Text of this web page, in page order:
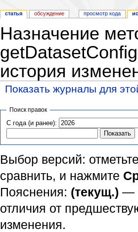
Назначение
история
Показать журналы для
Поиск правок
С года (и ранее):
Выбор версий:
сравнить, и нажмите
Пояснения: (текущ.) —
отличия от
изменения.
статья обсуждение просмотр кода